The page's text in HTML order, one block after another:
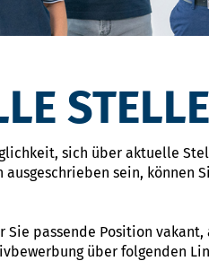
sich über aktuelle
ausgeschrieben sein,
Sie passende Position
über folgenden